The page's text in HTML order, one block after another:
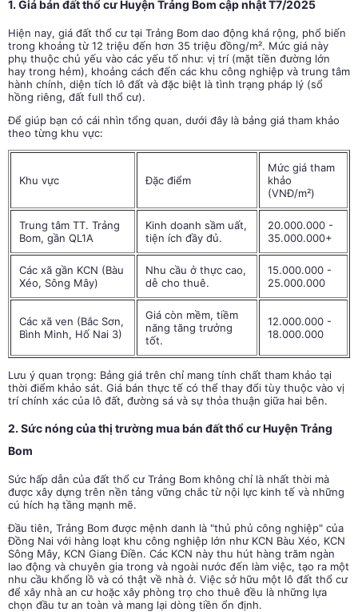
1. Giá bán đất thổ cư Huyện Trảng Bom cập nhật T7/2025
Hiện nay, giá đất thổ cư tại Trảng Bom dao động khá rộng, phổ biến
trong khoảng từ 12 triệu đến hơn 35 triệu đồng/m². Mức giá này
phụ thuộc chủ yếu vào các yếu tố như: vị trí (mặt tiền đường lớn
hay trong hẻm), khoảng cách đến các khu công nghiệp và trung tâm
hành chính, diện tích lô đất và đặc biệt là tình trạng pháp lý (sổ
hồng riêng, đất full thổ cư).
Để giúp bạn có cái nhìn tổng quan, dưới đây là bảng giá tham khảo
theo từng khu vực:
Khu vực Đặc điểm
Mức giá tham
khảo
(VNĐ/m²)
Trung tâm TT. Trảng
Bom, gần QL1A
Kinh doanh sầm uất,
tiện ích đầy đủ.
20.000.000 -
35.000.000+
Các xã gần KCN (Bàu
Xéo, Sông Mây)
Nhu cầu ở thực cao,
dễ cho thuê.
15.000.000 -
25.000.000
Các xã ven (Bắc Sơn,
Bình Minh, Hố Nai 3)
Giá còn mềm, tiềm
năng tăng trưởng
tốt.
12.000.000 -
18.000.000
Lưu ý quan trọng: Bảng giá trên chỉ mang tính chất tham khảo tại
thời điểm khảo sát. Giá bán thực tế có thể thay đổi tùy thuộc vào vị
trí chính xác của lô đất, đường sá và sự thỏa thuận giữa hai bên.
2. Sức nóng của thị trường mua bán đất thổ cư Huyện Trảng
Bom
Sức hấp dẫn của đất thổ cư Trảng Bom không chỉ là nhất thời mà
được xây dựng trên nền tảng vững chắc từ nội lực kinh tế và những
cú hích hạ tầng mạnh mẽ.
Đầu tiên, Trảng Bom được mệnh danh là "thủ phủ công nghiệp" của
Đồng Nai với hàng loạt khu công nghiệp lớn như KCN Bàu Xéo, KCN
Sông Mây, KCN Giang Điền. Các KCN này thu hút hàng trăm ngàn
lao động và chuyên gia trong và ngoài nước đến làm việc, tạo ra một
nhu cầu khổng lồ và có thật về nhà ở. Việc sở hữu một lô đất thổ cư
để xây nhà an cư hoặc xây phòng trọ cho thuê đều là những lựa
chọn đầu tư an toàn và mang lại dòng tiền ổn định.